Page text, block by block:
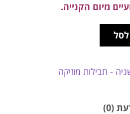
מיום הקנייה.
- חבילות מוזיקה
(0)